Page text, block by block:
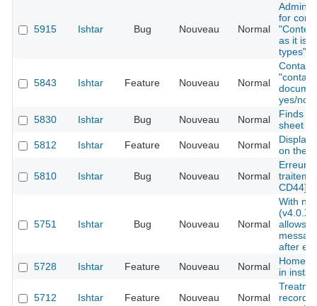
5915 Ishtar Bug Nouveau Normal
Admin:
for
as it is
types"
5843 Ishtar Feature Nouveau Normal
yes/no)
5830
Ishtar Bug Nouveau Normal
Finds
sheet
5812
Ishtar Feature Nouveau Normal
Display
on the
5810 Ishtar Bug Nouveau Normal
Erreur
CD44]
5751 Ishtar Bug Nouveau Normal
With
allows
after
5728
Ishtar Feature Nouveau Normal
Home
in
5712 Ishtar Feature Nouveau Normal
record